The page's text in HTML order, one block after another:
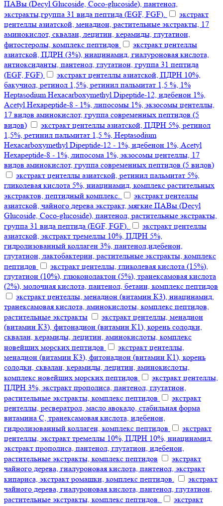
ПАВы (Decyl Glucoside, Coco-glucoside), пантенол,
экстракты,группа 31 вида пептида (EGF, FGF).
экстракт
центеллы азиатской, менадион, растительные экстракты, 17
аминокислот, сквалан, лецитин, керамиды, глутатион,
фитостеролы, комплекс пептидов
экстракт центеллы
азиатской, ПДРН (3%), ниацинамид, гиалуроновая кислота,
антиоксиданты, пантенол, глутатион, группа 31 пептида
(EGF, FGF)
экстракт центеллы азиатской, ПДРН 10%,
бакучиол, ретинол 1,5%, ретинил пальмитат 1,5 %, 1%
Heptasodium Hexacarboxymethyl Dipeptide-12, идебенон 1%,
Acetyl Hexapeptide-8 - 1%, липосомы 1%, экзосомы центеллы,
17 видов аминокислот, группа современных пептидов (5
видов)
экстракт центеллы азиатской, ПДРН 5%, ретинол
1,5%, ретинил пальмитат 1,5 %, Heptasodium
Hexacarboxymethyl Dipeptide-12 - 1%, идебенон 1%, Acetyl
Hexapeptide-8 - 1%, липосома 1%, экзосомы центеллы, 17
видов аминокислот, группа современных пептидов (5 видов)
экстракт центеллы азиатской, ретинил пальмитат 5%,
гликолевая кислота 5%, ниацинамид, комплекс растительных
экстрактов, пептидный комплекс.
экстракт центеллы
азиатской, чайного дерева экстракт, мягкие ПАВы (Decyl
Glucoside, Coco-glucoside), пантенол, растительные экстракты,
группа 31 вида пептида (EGF, FGF).
экстракт центеллы
азиатской, экстракт тремеллы 10%, ПДРН 5%,
гидролизованный коллаген 3%, пантенол,идебенон,
глутатион, лактобактерии, растительные экстракты, комплекс
пептидов
экстракт центеллы, гликолевая кислота (15%),
глутатион (10%), глюконолактон (5%), транексамовая кислота
(2%), молочная кислота, пантенол, бетаин, комплекс пептидов
экстракт центеллы, менадион (витамин К3), ниацинамид,
транексамовая кислота, аминокислоты, комплекс пептидов,
растительные экстракты
экстракт центеллы, менадион
(витамин К3), фитонадион (витамин К1), корень солодки,
сквалан, керамиды, лецитин, аминокислоты, комплекс
новейших морских пептидов
экстракт центеллы,
менадион (витамин К3), фитонадион (витамин К1), корень
солодки, сквалан, керамиды, лецитин, аминокислоты,
комплекс новейших морских пептидов
экстракт центеллы,
ПДРН 3%, экстракт прополиса, пантенол, глутатион,
растительные экстракты, комплекс пептидов
экстракт
центеллы, ресвератрол, масло авокадо, стабильная форма
витамина С, транексамовая кислота, идебенон,
гидролизованный коллаген, комплекс пептидов
экстракт
центеллы, экстракт тремеллы 10%, ПДРН 10%, ниацинамид,
экстракт прополиса, пантенол, глутатион, идебенон,
растительные экстракты, комплекс пептидов
экстракт
чайного дерева, гиалуроновая кислота, пантенол, экстракт
кипариса, экстракт ромашки, комплекс пептидов.
экстракт
чайного дерева, гиалуроновая кислота, пантенол, глутатион,
растительные экстракты, комплекс пептидов.
экстракт